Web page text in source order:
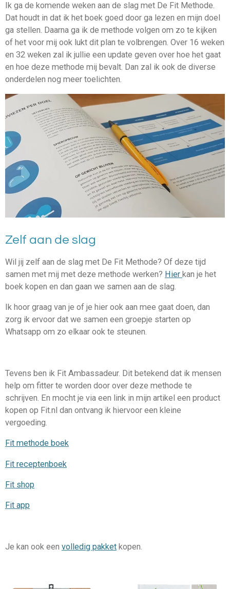
Ik ga de komende weken aan de slag met De Fit Methode.
Dat houdt in dat ik het boek goed door ga lezen en mijn doel
ga stellen. Daarna ga ik de methode volgen om zo te kijken
of het voor mij ook lukt dit plan te volbrengen. Over 16 weken
en 32 weken zal ik jullie een update geven over hoe het gaat
en hoe deze methode mij bevalt. Dan zal ik ook de diverse
onderdelen nog meer toelichten.
Zelf aan de slag
Wil jij zelf aan de slag met De Fit Methode? Of deze tijd
samen met mij met deze methode werken? Hier kan je het
boek kopen en dan gaan we samen aan de slag.
Ik hoor graag van je of je hier ook aan mee gaat doen, dan
zorg ik ervoor dat we samen een groepje starten op
Whatsapp om zo elkaar ook te steunen.
Tevens ben ik Fit Ambassadeur. Dit betekend dat ik mensen
help om fitter te worden door over deze methode te
schrijven. En mocht je via een link in mijn artikel een product
kopen op Fit.nl dan ontvang ik hiervoor een kleine
vergoeding.
Fit methode boek
Fit receptenboek
Fit shop
Fit app
Je kan ook een volledig pakket kopen.